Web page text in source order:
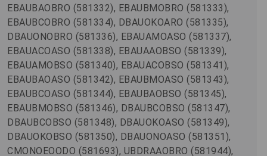
EBAUBAOBRO (581332), EBAUBMOBRO (581333),
EBAUBCOBRO (581334), DBAUOKOARO (581335),
DBAUONOBRO (581336), EBAUAMOASO (581337),
EBAUACOASO (581338), EBAUAAOBSO (581339),
EBAUAMOBSO (581340), EBAUACOBSO (581341),
EBAUBAOASO (581342), EBAUBMOASO (581343),
EBAUBCOASO (581344), EBAUBAOBSO (581345),
EBAUBMOBSO (581346), DBAUBCOBSO (581347),
DBAUBCOBSO (581348), DBAUOKOASO (581349),
DBAUOKOBSO (581350), DBAUONOASO (581351),
CMONOEOODO (581693), UBDRAAOBRO (581944),